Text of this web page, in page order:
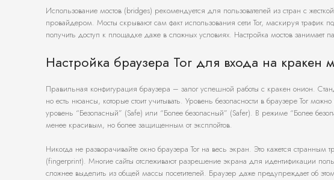
Использование мостов (bridges) рекомендуется для пользователей из стран с
провайдером. Мосты скрывают сам факт использования сети Tor, маскируя трафик
получить доступ к площадке даже в сложных условиях. Настройка мостов
Настройка браузера Tor для входа на кракен
Правильная конфигурация браузера – залог успешной работы с кракен онион.
но есть нюансы, которые стоит учитывать. Уровень безопасности в браузере Tor
уровень “Безопасный” (Safe) или “Более безопасный” (Safer). В режиме “Более
менее красивым, но более защищенным от эксплойтов.
Никогда не разворачивайте окно браузера Tor на весь экран. Это кажется странным
(fingerprint). Многие сайты отслеживают разрешение экрана для идентификации
сложнее выделить из общей массы посетителей. Браузер даже предупреждает об